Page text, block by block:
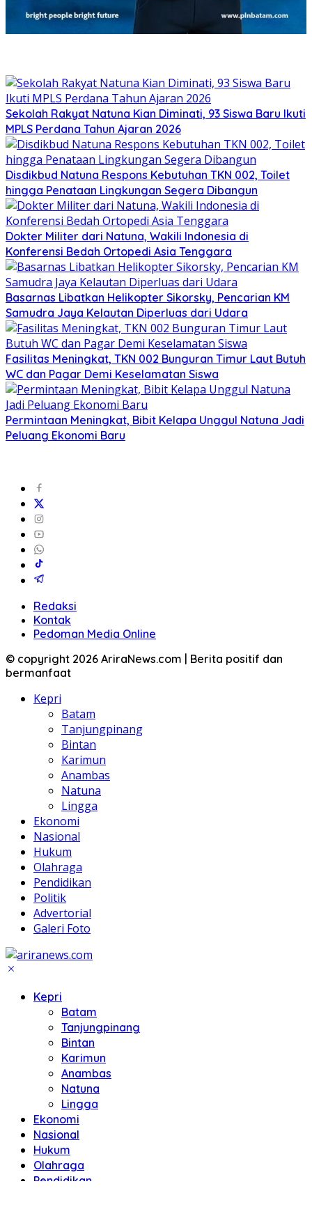
Sekolah Rakyat Natuna Kian Diminati, 93 Siswa Baru Ikuti
MPLS Perdana Tahun Ajaran 2026
Disdikbud Natuna Respons Kebutuhan TKN 002, Toilet
hingga Penataan Lingkungan Segera Dibangun
Dokter Militer dari Natuna, Wakili Indonesia di
Konferensi Bedah Ortopedi Asia Tenggara
Basarnas Libatkan Helikopter Sikorsky, Pencarian KM
Samudra Jaya Kelautan Diperluas dari Udara
Fasilitas Meningkat, TKN 002 Bunguran Timur Laut Butuh
WC dan Pagar Demi Keselamatan Siswa
Permintaan Meningkat, Bibit Kelapa Unggul Natuna Jadi
Peluang Ekonomi Baru
Redaksi
Kontak
Pedoman Media Online
© copyright 2026 AriraNews.com | Berita positif dan
bermanfaat
Kepri
Batam
Tanjungpinang
Bintan
Karimun
Anambas
Natuna
Lingga
Ekonomi
Nasional
Hukum
Olahraga
Pendidikan
Politik
Advertorial
Galeri Foto
Kepri
Batam
Tanjungpinang
Bintan
Karimun
Anambas
Natuna
Lingga
Ekonomi
Nasional
Hukum
Olahraga
Pendidikan